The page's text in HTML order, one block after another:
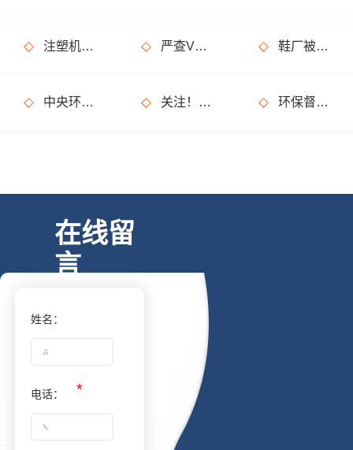
注塑机废气处理用什么设备?净化效果怎么样? 严查VOCs环境违法行为，工业企业要注意了 鞋厂被罚20万是怎么回事?是废气处理不达标?
中央环保督察亮出“利剑”，省级督察难道就不受关注了？ 关注！3月1日将施行这些环保政策及行业标准，和你我生活有关！ 环保督察又要来了?这些事儿坚决不能做!
在线留
言
姓名：
电话：